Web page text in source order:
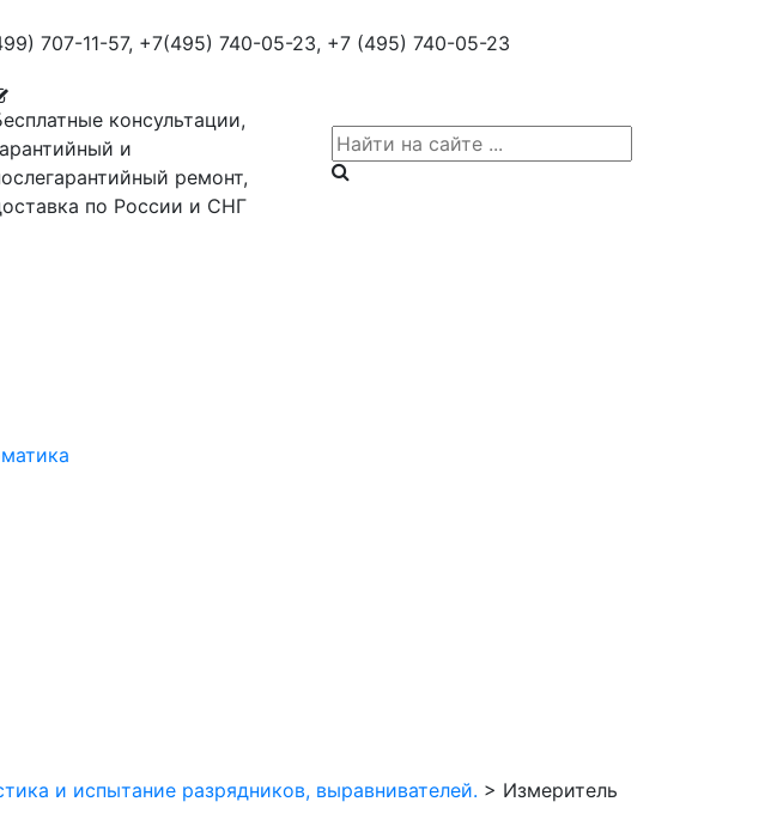
707-11-57, +7(495) 740-05-23, +7 (495) 740-05-23
консультации,
и
ремонт,
по России и СНГ
и испытание разрядников, выравнивателей. > Измеритель